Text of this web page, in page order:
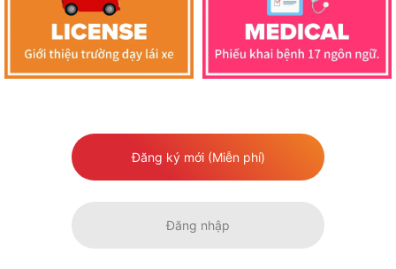
Đăng ký mới (Miễn phí)
Đăng nhập